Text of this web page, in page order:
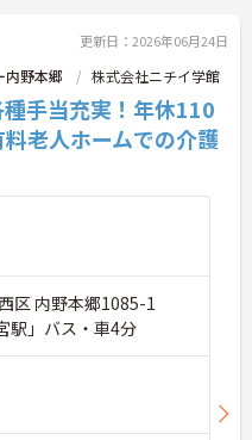
相談くださ更新日：2026年06月24日
内野本郷 株式会社ニチイ学館
種手当充実！年休110
老人ホームでの介護
区 内野本郷1085-1
駅」バス・車4分